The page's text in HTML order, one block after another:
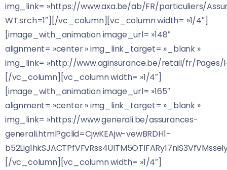
img_link= »https://www.axa.be/ab/FR/particuliers/
WT.srch=1″][/vc_column][vc_column width= »1/4″]
[image_with_animation image_url= »148″
alignment= »center » img_link_target= »_blank »
img_link= »http://www.aginsurance.be/retail/fr/Pages/
[/vc_column][vc_column width= »1/4″]
[image_with_animation image_url= »165″
alignment= »center » img_link_target= »_blank »
img_link= »https://www.generali.be/assurances-
generali.html?gclid=CjwKEAjw-vewBRDH1-
[/vc_column][vc_column width= »1/4″]